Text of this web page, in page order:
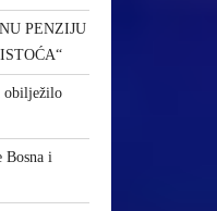
PENZIJU
obilježilo
Bosna i